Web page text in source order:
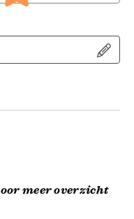
meer overzicht